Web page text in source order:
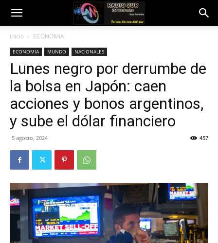
Inicio ECONOMIA
ECONOMIA MUNDO NACIONALES
Lunes negro por derrumbe de
la bolsa en Japón: caen
acciones y bonos argentinos,
y sube el dólar financiero
5 agosto, 2024 457